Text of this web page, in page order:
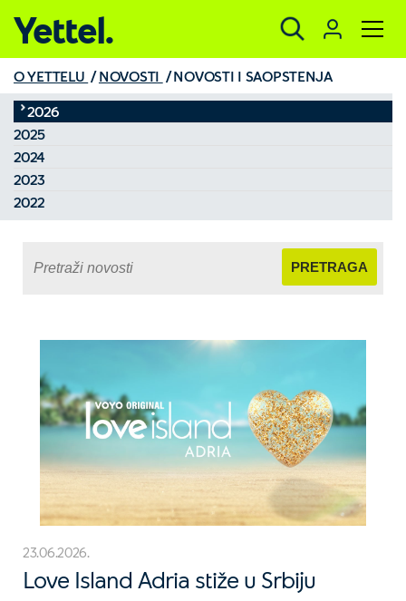
Yettel.
O YETTELU NOVOSTI NOVOSTI I SAOPSTENJA
2026
2025
2024
2023
2022
PRETRAGA
23.06.2026.
Love Island Adria stiže u Srbiju